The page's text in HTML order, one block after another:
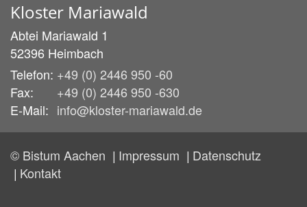
Kloster Mariawald
Abtei Mariawald 1
52396 Heimbach
Telefon: +49 (0) 2446 950 -60
Fax:
+49 (0) 2446 950 -630
E-Mail: info@kloster-mariawald.de
© Bistum Aachen Impressum
Datenschutz
Kontakt